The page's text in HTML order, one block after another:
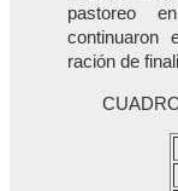
pastoreo
continuaron
ración de